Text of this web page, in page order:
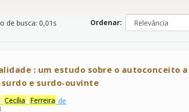
de busca: 0,01s Ordenar:
: um estudo sobre o autoconceito
e surdo-ouvinte
Cecília Ferreira de